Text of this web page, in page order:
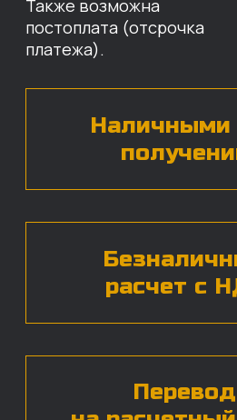
назовут цены и проконсультируют
по нужным деталям.
персональных данных*
ЧАСТЫЕ ВОПРОСЫ